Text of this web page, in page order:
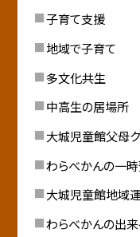
子育て支援
地域で子育て
多文化共生
中高生の居場所
大城児童館父母
わらべかんの一
大城児童館地域
わらべかんの出来